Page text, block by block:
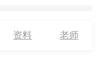
资料 老师